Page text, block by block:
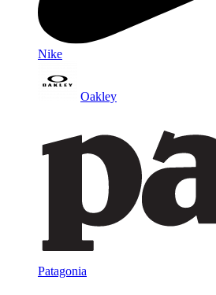
Nike
Oakley
Patagonia